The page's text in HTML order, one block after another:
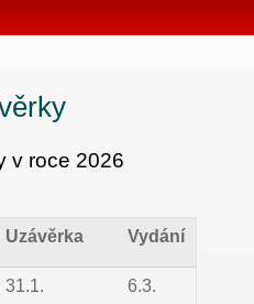
v roce 2026
Uzávěrka Vydání
31.1. 6.3.